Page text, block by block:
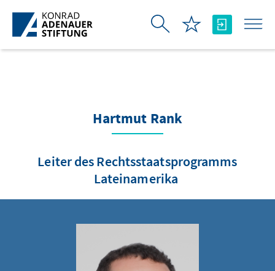
Skip to Main Content
Hartmut Rank
Leiter des Rechtsstaatsprogramms
Lateinamerika